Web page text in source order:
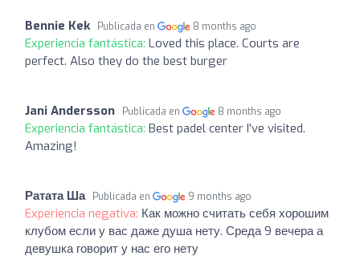
Bennie Kek Publicada en 8 months ago
Experiencia fantástica: Loved this place. Courts are
perfect. Also they do the best burger
Jani Andersson Publicada en 8 months ago
Experiencia fantástica: Best padel center I've visited.
Amazing!
Ратата Ша Publicada en 9 months ago
Experiencia negativa: Как можно считать себя хорошим
клубом если у вас даже душа нету. Среда 9 вечера а
девушка говорит у нас его нету